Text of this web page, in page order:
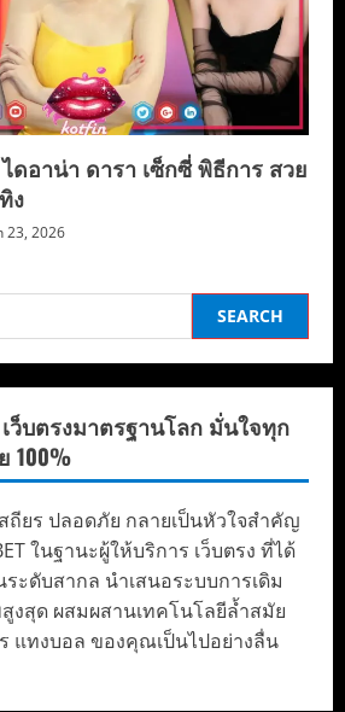
ไดอาน่า ดารา เซ็กซี่ พิธีการ สวย
ง
23, 2026
เว็บตรงมาตรฐานโลก มั่นใจทุก
100%
ถียร ปลอดภัย กลายเป็นหัวใจสำคัญ
ในฐานะผู้ให้บริการ เว็บตรง ที่ได้
ระดับสากล นำเสนอระบบการเดิม
สุด ผสมผสานเทคโนโลยีล้ำสมัย
แทงบอล ของคุณเป็นไปอย่างลื่น